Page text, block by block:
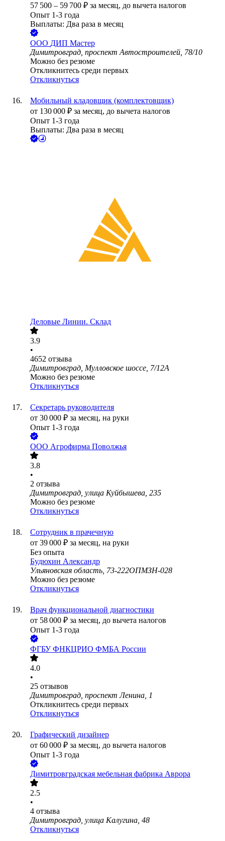
57 500 – 59 700 ₽ за месяц, до вычета налогов
Опыт 1-3 года
Выплаты: Два раза в месяц
ООО ДИП Мастер
Димитровград, проспект Автостроителей, 78/10
Можно без резюме
Откликнитесь среди первых
Откликнуться
Мобильный кладовщик (комплектовщик)
от 130 000 ₽ за месяц, до вычета налогов
Опыт 1-3 года
Выплаты: Два раза в месяц
Деловые Линии. Склад
3.9
•
4652 отзыва
Димитровград, Мулловское шоссе, 7/12А
Можно без резюме
Откликнуться
Секретарь руководителя
от 30 000 ₽ за месяц, на руки
Опыт 1-3 года
ООО Агрофирма Поволжья
3.8
•
2 отзыва
Димитровград, улица Куйбышева, 235
Можно без резюме
Откликнуться
Сотрудник в прачечную
от 39 000 ₽ за месяц, на руки
Без опыта
Будюхин Александр
Ульяновская область, 73-222ОПМЗН-028
Можно без резюме
Откликнуться
Врач функциональной диагностики
от 58 000 ₽ за месяц, до вычета налогов
Опыт 1-3 года
ФГБУ ФНКЦРИО ФМБА России
4.0
•
25 отзывов
Димитровград, проспект Ленина, 1
Откликнитесь среди первых
Откликнуться
Графический дизайнер
от 60 000 ₽ за месяц, до вычета налогов
Опыт 1-3 года
Димитровградская мебельная фабрика Аврора
2.5
•
4 отзыва
Димитровград, улица Калугина, 48
Откликнуться